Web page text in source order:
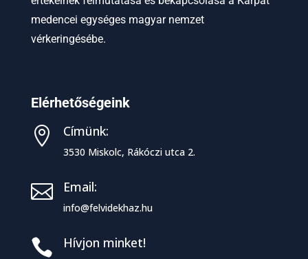
medencei egységes magyar nemzet
vérkeringésébe.
Elérhetőségeink
 Címünk:
3530 Miskolc, Rákóczi utca 2.
 Email:
info@felvidekhaz.hu
 Hívjon minket!